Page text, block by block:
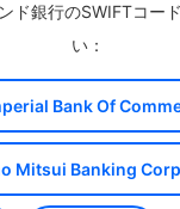
ド銀行のSWIFTコー
い：
Bank Of
Mitsui Banking